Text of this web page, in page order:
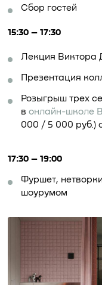
Сбор гостей
15:30 – 17:30
Лекция Виктора
Презентация
Розыгрыш трех
в онлайн-школе
000 / 5 000 руб.)
17:30 – 19:00
Фуршет,
шоурумом